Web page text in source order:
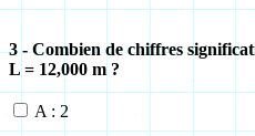
3 - Combien de chiffres
L = 12,000 m ?
A : 2